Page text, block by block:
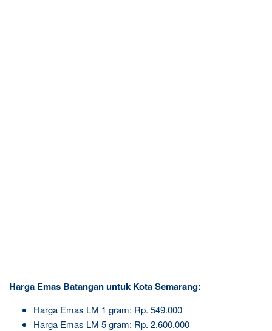
Harga Emas Batangan untuk Kota Semarang:
Harga Emas LM 1 gram: Rp. 549.000
Harga Emas LM 5 gram: Rp. 2.600.000